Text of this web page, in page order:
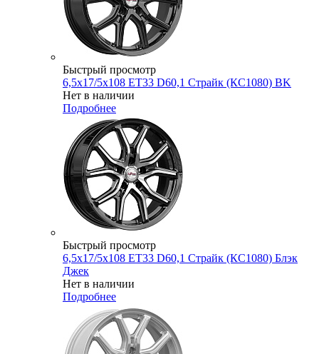
Быстрый просмотр
6,5x17/5x108 ET33 D60,1 Страйк (КС1080) BK
Нет в наличии
Подробнее
Быстрый просмотр
6,5x17/5x108 ET33 D60,1 Страйк (КС1080) Блэк
Джек
Нет в наличии
Подробнее